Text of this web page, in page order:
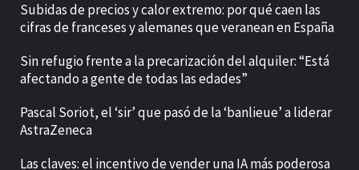
Subidas de precios y calor extremo: por qué caen las
cifras de franceses y alemanes que veranean en España
Sin refugio frente a la precarización del alquiler: “Está
afectando a gente de todas las edades”
Pascal Soriot, el ‘sir’ que pasó de la ‘banlieue’ a liderar
AstraZeneca
Las claves: el incentivo de vender una IA más poderosa